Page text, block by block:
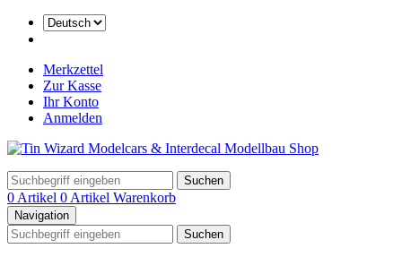
Merkzettel
Zur Kasse
Ihr Konto
Anmelden
Suchen
0 Artikel 0 Artikel Warenkorb
Navigation
Suchen